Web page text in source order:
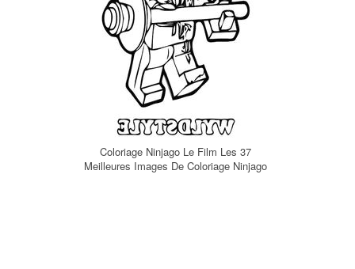
Coloriage Ninjago Le Film Les 37
Meilleures Images De Coloriage Ninjago